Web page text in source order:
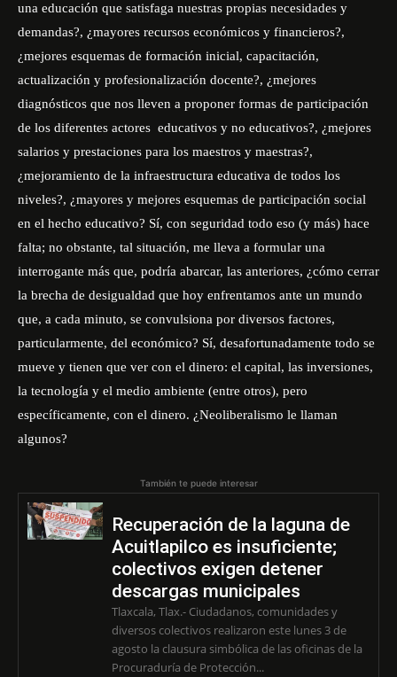
una educación que satisfaga nuestras propias necesidades y
demandas?, ¿mayores recursos económicos y financieros?,
¿mejores esquemas de formación inicial, capacitación,
actualización y profesionalización docente?, ¿mejores
diagnósticos que nos lleven a proponer formas de participación
de los diferentes actores educativos y no educativos?, ¿mejores
salarios y prestaciones para los maestros y maestras?,
¿mejoramiento de la infraestructura educativa de todos los
niveles?, ¿mayores y mejores esquemas de participación social
en el hecho educativo? Sí, con seguridad todo eso (y más) hace
falta; no obstante, tal situación, me lleva a formular una
interrogante más que, podría abarcar, las anteriores, ¿cómo cerrar
la brecha de desigualdad que hoy enfrentamos ante un mundo
que, a cada minuto, se convulsiona por diversos factores,
particularmente, del económico? Sí, desafortunadamente todo se
mueve y tienen que ver con el dinero: el capital, las inversiones,
la tecnología y el medio ambiente (entre otros), pero
específicamente, con el dinero. ¿Neoliberalismo le llaman
algunos?
También te puede interesar
Recuperación de la laguna de
Acuitlapilco es insuficiente;
colectivos exigen detener
descargas municipales
Tlaxcala, Tlax.- Ciudadanos, comunidades y
diversos colectivos realizaron este lunes 3 de
agosto la clausura simbólica de las oficinas de la
Procuraduría de Protección...